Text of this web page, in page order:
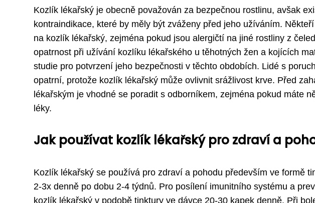
Kozlík lékařský je obecně považován za bezpečnou rostlinu, avšak
kontraindikace, které by měly být zváženy před jeho užíváním.
na kozlík lékařský, zejména pokud jsou alergičtí na jiné rostliny z
opatrnost při užívání kozlíku lékařského u těhotných žen a kojících
studie pro potvrzení jeho bezpečnosti v těchto obdobích. Lidé s
opatrní, protože kozlík lékařský může ovlivnit srážlivost krve. Před
lékařským je vhodné se poradit s odborníkem, zejména pokud máte
léky.
Jak používat kozlík lékařský pro zdraví a
Kozlík lékařský se používá pro zdraví a pohodu především ve formě
2-3x denně po dobu 2-4 týdnů. Pro posílení imunitního systému a
kozlík lékařský v podobě tinktury ve dávce 20-30 kapek denně. Při